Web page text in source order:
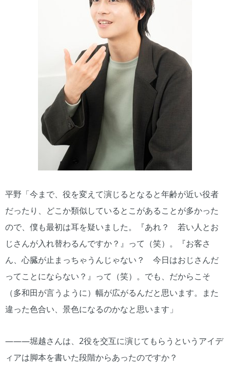
平野「今まで、役を変えて演じるとなると年齢が近い役者
だったり、どこか類似しているとこがあることが多かった
ので、僕も最初は耳を疑いました。『あれ？ 若い人とお
じさんが入れ替わるんですか？』って（笑）。『お客さ
ん、心臓が止まっちゃうんじゃない？ 今日はおじさんだ
ってことにならない？』って（笑）。でも、だからこそ
（多和田が言うように）幅が広がるんだと思います。また
違った色合い、景色になるのかなと思います」
―――堀越さんは、2役を交互に演じてもらうというアイデ
ィアは脚本を書いた段階からあったのですか？